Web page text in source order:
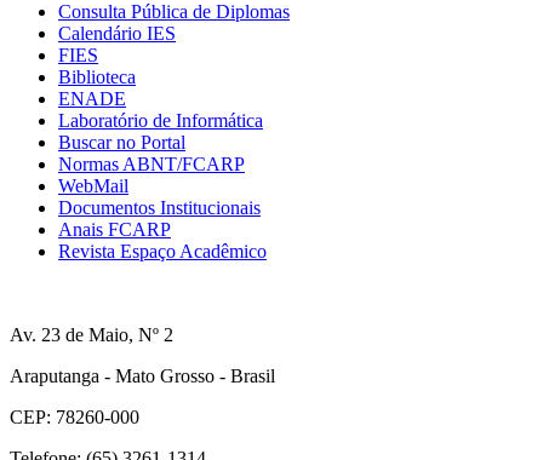
Consulta Pública de Diplomas
Calendário IES
FIES
Biblioteca
ENADE
Laboratório de Informática
Buscar no Portal
Normas ABNT/FCARP
WebMail
Documentos Institucionais
Anais FCARP
Revista Espaço Acadêmico
Av. 23 de Maio, Nº 2
Araputanga - Mato Grosso - Brasil
CEP: 78260-000